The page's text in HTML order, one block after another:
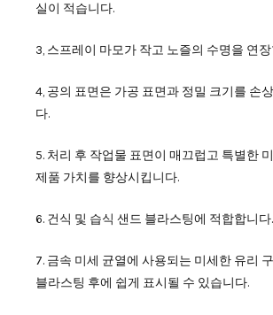
실이 적습니다.
3, 스프레이 마모가 작고 노즐의 수명을 연
4, 공의 표면은 가공 표면과 정밀 크기를 손
다.
5. 처리 후 작업물 표면이 매끄럽고 특별한
제품 가치를 향상시킵니다.
6. 건식 및 습식 샌드 블라스팅에 적합합니다.
7. 금속 미세 균열에 사용되는 미세한 유리
블라스팅 후에 쉽게 표시될 수 있습니다.